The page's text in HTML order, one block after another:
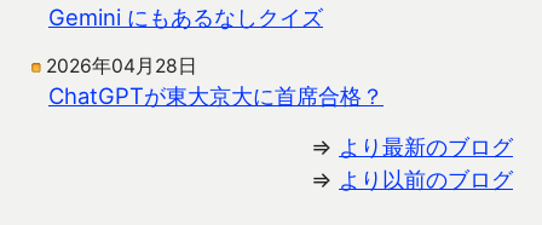
Gemini にもあるなしクイズ
2026年04月28日
ChatGPTが東大京大に首席合格？
⇒ より最新のブログ
⇒ より以前のブログ